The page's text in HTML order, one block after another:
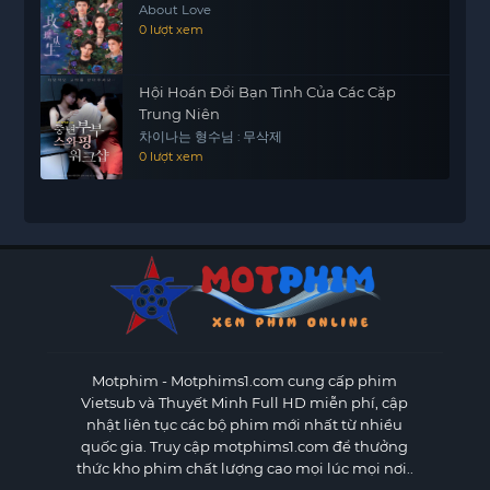
cuộc sống.
Tình yêu của họ là một hành trình, và James sẵn
sàng cùng Sohee bước tiếp trên con đường ấy.
About Love
0 lượt xem
Hội Hoán Đổi Bạn Tình Của Các Cặp
Trung Niên
차이나는 형수님 : 무삭제
0 lượt xem
Motphim - Motphims1.com cung cấp phim
Vietsub và Thuyết Minh Full HD miễn phí, cập
nhật liên tục các bộ phim mới nhất từ nhiều
quốc gia. Truy cập motphims1.com để thưởng
thức kho phim chất lượng cao mọi lúc mọi nơi..